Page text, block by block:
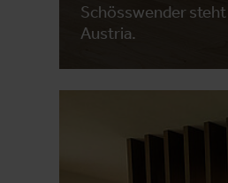
Schösswender
Austria.